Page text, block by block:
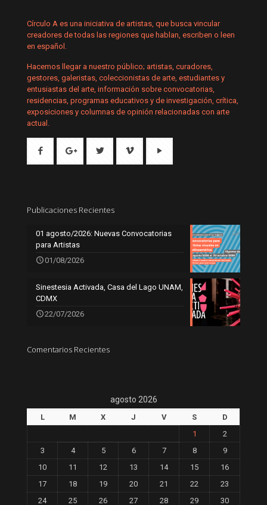
Círculo A es una iniciativa de artistas, que busca vincular
creadores de todas las regiones que hablan, escriben o leen
en español.
Hacemos llegar a nuestro público; artistas, curadores,
gestores, galeristas, coleccionistas de arte, estudiantes y
entusiastas del arte, información sobre convocatorias,
residencias, programas educativos y de investigación, crítica,
exposiciones y columnas de opinión relacionadas con arte
actual.
Publicaciones Recientes
01 agosto/2026: Nuevas Convocatorias
para Artistas
01/08/2026
Sinestesia Activada, Casa del Lago UNAM,
CDMX
22/07/2026
Comentarios Recientes
agosto 2026
L M X J V S
D
1
2
3
4 5 6 7 8
9
10
11 12 13 14 15
16
17
18 19 20 21 22
23
24
25 26 27 28 29 30